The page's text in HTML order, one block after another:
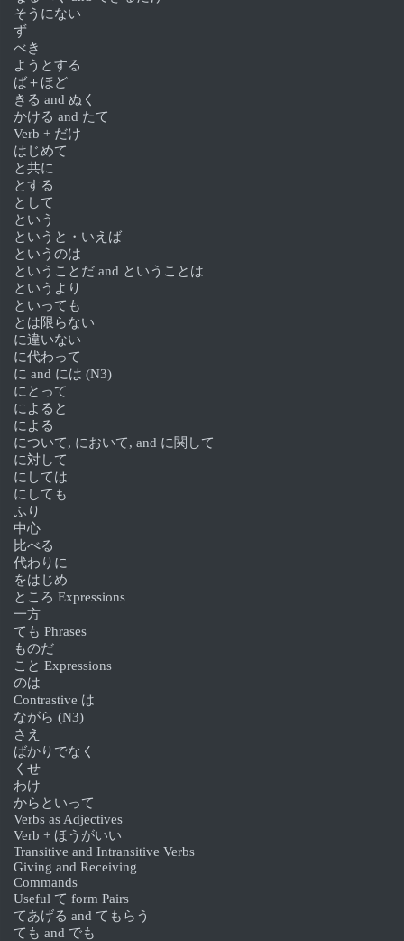
そうにない
ず
べき
ようとする
ば＋ほど
きる and ぬく
かける and たて
Verb + だけ
はじめて
と共に
とする
として
という
というと・いえば
というのは
ということだ and ということは
というより
といっても
とは限らない
に違いない
に代わって
に and には (N3)
にとって
によると
による
について, において, and に関して
に対して
にしては
にしても
ふり
中心
比べる
代わりに
をはじめ
ところ Expressions
一方
ても Phrases
ものだ
こと Expressions
のは
Contrastive は
ながら (N3)
さえ
ばかりでなく
くせ
わけ
からといって
Verbs as Adjectives
Verb + ほうがいい
Transitive and Intransitive Verbs
Giving and Receiving
Commands
Useful て form Pairs
てあげる and てもらう
ても and でも